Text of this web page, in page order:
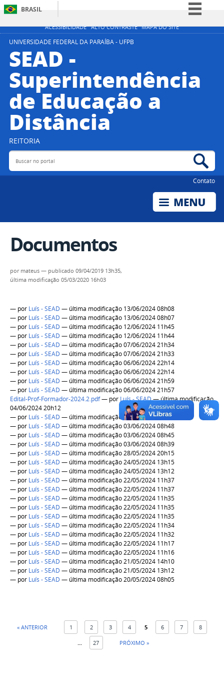
ACESSIBILIDADE ALTO CONTRASTE MAPA DO SITE
BRASIL
Simplifique!
Acesso à informação
Legislação
Canais
UNIVERSIDADE FEDERAL DA PARAÍBA - UFPB
SEAD -
Superintendência
de Educação a
Distância
REITORIA
Buscar no portal
Contato
Documentos
por mateus — publicado 09/04/2019 13h35,
última modificação 05/03/2020 16h03
— por Luís - SEAD — última modificação 13/06/2024 08h08
— por Luís - SEAD — última modificação 13/06/2024 08h07
— por Luís - SEAD — última modificação 12/06/2024 11h45
— por Luís - SEAD — última modificação 12/06/2024 11h44
— por Luís - SEAD — última modificação 07/06/2024 21h34
— por Luís - SEAD — última modificação 07/06/2024 21h33
— por Luís - SEAD — última modificação 06/06/2024 22h14
— por Luís - SEAD — última modificação 06/06/2024 22h14
— por Luís - SEAD — última modificação 06/06/2024 21h59
— por Luís - SEAD — última modificação 06/06/2024 21h57
Edital-Prof-Formador-2024.2.pdf— por Luís - SEAD— última modificação
04/06/2024 20h12
— por Luís - SEAD — última modificação 04/06/2024 13h07
— por Luís - SEAD — última modificação 03/06/2024 08h48
— por Luís - SEAD — última modificação 03/06/2024 08h45
— por Luís - SEAD — última modificação 03/06/2024 08h39
— por Luís - SEAD — última modificação 28/05/2024 20h15
— por Luís - SEAD — última modificação 24/05/2024 13h15
— por Luís - SEAD — última modificação 24/05/2024 13h12
— por Luís - SEAD — última modificação 22/05/2024 11h37
— por Luís - SEAD — última modificação 22/05/2024 11h37
— por Luís - SEAD — última modificação 22/05/2024 11h35
— por Luís - SEAD — última modificação 22/05/2024 11h35
— por Luís - SEAD — última modificação 22/05/2024 11h35
— por Luís - SEAD — última modificação 22/05/2024 11h34
— por Luís - SEAD — última modificação 22/05/2024 11h32
— por Luís - SEAD — última modificação 22/05/2024 11h17
— por Luís - SEAD — última modificação 22/05/2024 11h16
— por Luís - SEAD — última modificação 21/05/2024 14h10
— por Luís - SEAD — última modificação 21/05/2024 13h12
— por Luís - SEAD — última modificação 20/05/2024 08h05
« ANTERIOR 1 2 3 4 5 6 7 8
... 27 PRÓXIMO »